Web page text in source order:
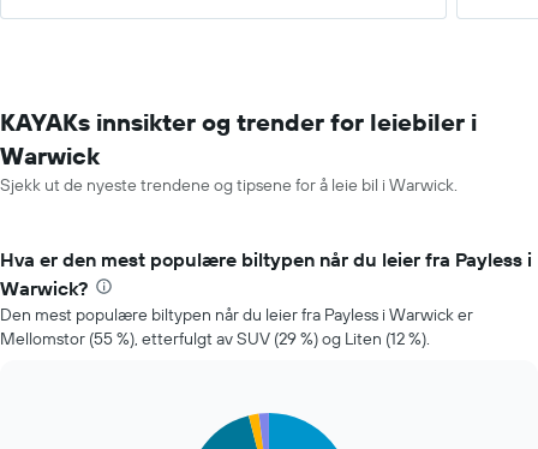
KAYAKs innsikter og trender for leiebiler i
Warwick
Sjekk ut de nyeste trendene og tipsene for å leie bil i Warwick.
Hva er den mest populære biltypen når du leier fra Payless i
Warwick?
Den mest populære biltypen når du leier fra Payless i Warwick er
Mellomstor (55 %), etterfulgt av SUV (29 %) og Liten (12 %).